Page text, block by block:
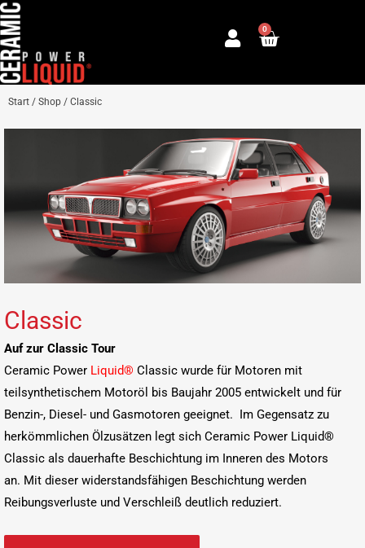
Zum
Inhalt
springen
0
Warenkorb
Start / Shop / Classic
Classic
Auf zur Classic Tour
Ceramic Power Liquid® Classic wurde für Motoren mit
teilsynthetischem Motoröl bis Baujahr 2005 entwickelt und für
Benzin-, Diesel- und Gasmotoren geeignet. Im Gegensatz zu
herkömmlichen Ölzusätzen legt sich Ceramic Power Liquid®
Classic als dauerhafte Beschichtung im Inneren des Motors
an. Mit dieser widerstandsfähigen Beschichtung werden
Reibungsverluste und Verschleiß deutlich reduziert.